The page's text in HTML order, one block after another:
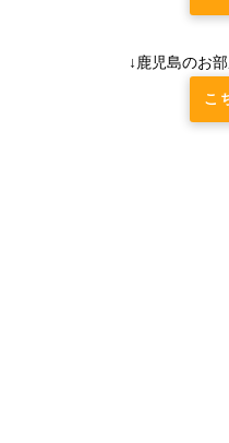
↓鹿児島のお
こ